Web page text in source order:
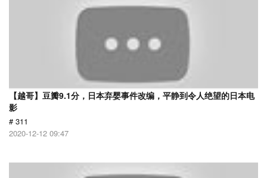
【越哥】豆瓣9.1分，日本弃婴事件改编，平静到令人绝望的日本电
影
# 311
2020-12-12 09:47